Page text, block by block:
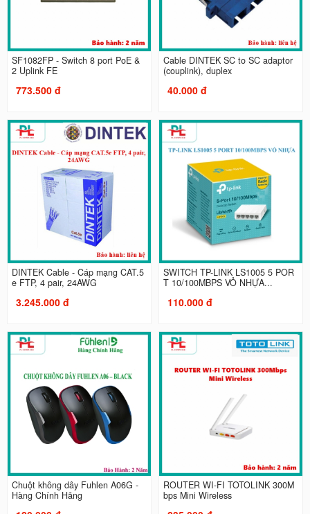
SF1082FP - Switch 8 port PoE &
2 Uplink FE
773.500 đ
Cable DINTEK SC to SC adaptor
(couplink), duplex
40.000 đ
DINTEK Cable - Cáp mạng CAT.5
e FTP, 4 pair, 24AWG
3.245.000 đ
SWITCH TP-LINK LS1005 5 POR
T 10/100MBPS VỎ NHỰA...
110.000 đ
Chuột không dây Fuhlen A06G -
Hàng Chính Hãng
ROUTER WI-FI TOTOLINK 300M
bps Mini Wireless